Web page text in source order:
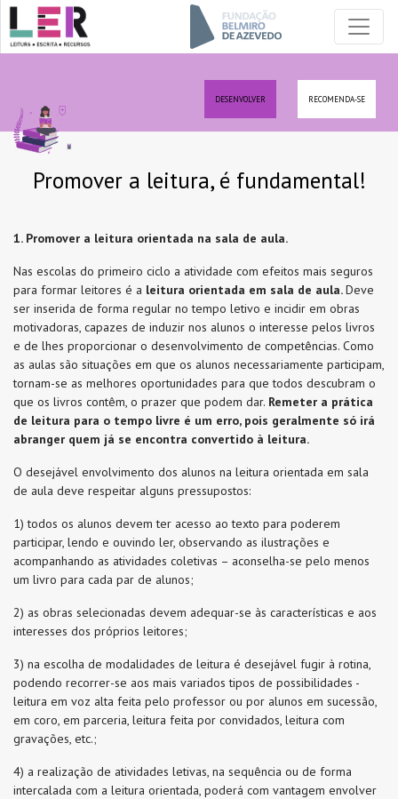
DESENVOLVER RECOMENDA-SE
Promover a leitura, é fundamental!
1. Promover a leitura orientada na sala de aula.
Nas escolas do primeiro ciclo a atividade com efeitos mais seguros
para formar leitores é a leitura orientada em sala de aula.Deve
ser inserida de forma regular no tempo letivo e incidir em obras
motivadoras, capazes de induzir nos alunos o interesse pelos livros
e de lhes proporcionar o desenvolvimento de competências. Como
as aulas são situações em que os alunos necessariamente participam,
tornam-se as melhores oportunidades para que todos descubram o
que os livros contêm, o prazer que podem dar. Remeter a prática
de leitura para o tempo livre é um erro, pois geralmente só irá
abranger quem já se encontra convertido à leitura.
O desejável envolvimento dos alunos na leitura orientada em sala
de aula deve respeitar alguns pressupostos:
1) todos os alunos devem ter acesso ao texto para poderem
participar, lendo e ouvindo ler, observando as ilustrações e
acompanhando as atividades coletivas – aconselha-se pelo menos
um livro para cada par de alunos;
2) as obras selecionadas devem adequar-se às características e aos
interesses dos próprios leitores;
3) na escolha de modalidades de leitura é desejável fugir à rotina,
podendo recorrer-se aos mais variados tipos de possibilidades -
leitura em voz alta feita pelo professor ou por alunos em sucessão,
em coro, em parceria, leitura feita por convidados, leitura com
gravações, etc.;
4) a realização de atividades letivas, na sequência ou de forma
intercalada com a leitura orientada, poderá com vantagem envolver